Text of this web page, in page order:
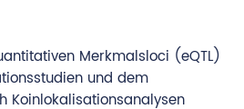
Merkmalsloci (eQTL)
und dem
Koinlokalisationsanalysen